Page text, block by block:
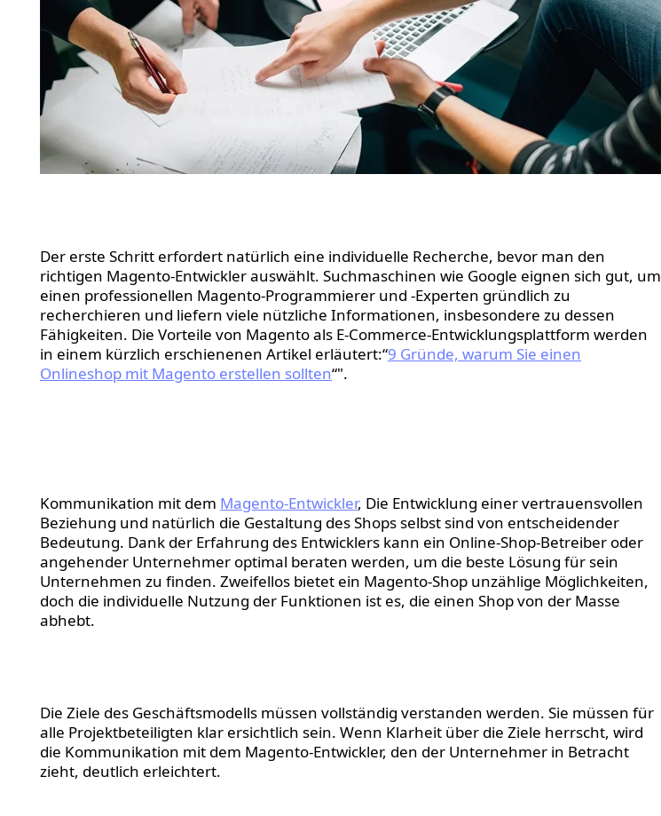
Der erste Schritt erfordert natürlich eine individuelle Recherche, bevor man den
richtigen Magento-Entwickler auswählt. Suchmaschinen wie Google eignen sich gut, um
einen professionellen Magento-Programmierer und -Experten gründlich zu
recherchieren und liefern viele nützliche Informationen, insbesondere zu dessen
Fähigkeiten. Die Vorteile von Magento als E-Commerce-Entwicklungsplattform werden
in einem kürzlich erschienenen Artikel erläutert:“9 Gründe, warum Sie einen
Onlineshop mit Magento erstellen sollten“".
Kommunikation mit dem Magento-Entwickler, Die Entwicklung einer vertrauensvollen
Beziehung und natürlich die Gestaltung des Shops selbst sind von entscheidender
Bedeutung. Dank der Erfahrung des Entwicklers kann ein Online-Shop-Betreiber oder
angehender Unternehmer optimal beraten werden, um die beste Lösung für sein
Unternehmen zu finden. Zweifellos bietet ein Magento-Shop unzählige Möglichkeiten,
doch die individuelle Nutzung der Funktionen ist es, die einen Shop von der Masse
abhebt.
Die Ziele des Geschäftsmodells müssen vollständig verstanden werden. Sie müssen für
alle Projektbeteiligten klar ersichtlich sein. Wenn Klarheit über die Ziele herrscht, wird
die Kommunikation mit dem Magento-Entwickler, den der Unternehmer in Betracht
zieht, deutlich erleichtert.